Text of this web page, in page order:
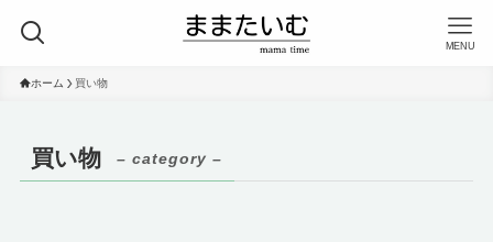
MENU
ホーム 買い物
買い物 – category –